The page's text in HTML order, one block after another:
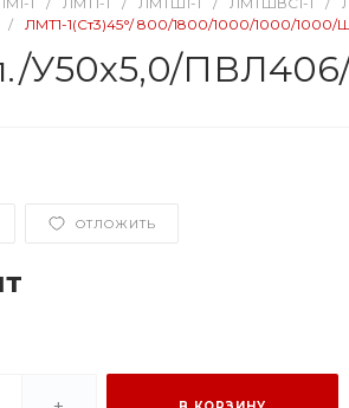
/ ЛМТ1-1(Ст3)45°/ 800/1800/1000/1000/
У50х5,0/
ОТЛОЖИТЬ